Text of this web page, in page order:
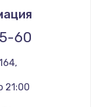
60
21:00